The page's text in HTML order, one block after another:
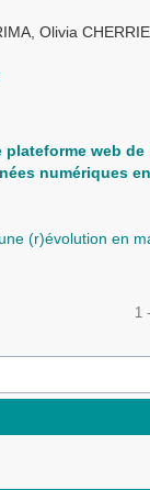
Olivia
plateforme web de
numériques en
(r)évolution en
1